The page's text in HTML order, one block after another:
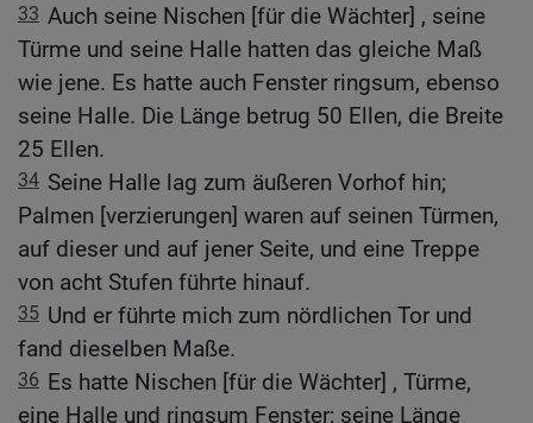
33 Auch seine Nischen [für die Wächter] , seine
Türme und seine Halle hatten das gleiche Maß
wie jene. Es hatte auch Fenster ringsum, ebenso
seine Halle. Die Länge betrug 50 Ellen, die Breite
25 Ellen.
34 Seine Halle lag zum äußeren Vorhof hin;
Palmen [verzierungen] waren auf seinen Türmen,
auf dieser und auf jener Seite, und eine Treppe
von acht Stufen führte hinauf.
35 Und er führte mich zum nördlichen Tor und
fand dieselben Maße.
36 Es hatte Nischen [für die Wächter] , Türme,
eine Halle und ringsum Fenster; seine Länge